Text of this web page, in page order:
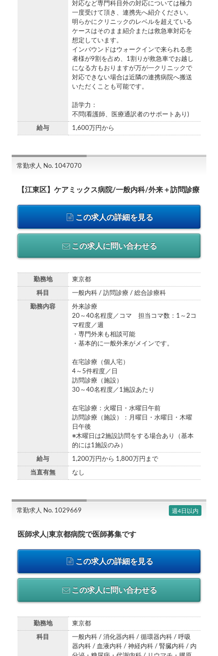
対応など専門科目外の対応については極力
一度受けて頂き、連携先へ紹介ください。
明らかにクリニックのレベルを超えている
ケースはそのまま紹介または救急車対応を
想定しています。
インバウンドはウォークインで来られる患
者様が9割を占め、1割りが救急車でお越し
になる方もおりますが万が一クリニックで
対応できない場合は近隣の連携病院へ搬送
いただくことも可能です。
語学力：
不問(看護師、医療通訳者のサポートあり)
給与 1,600万円から
常勤求人 No. 1047070
【江東区】ケアミックス病院/一般内科/外来＋訪問診療
この求人の詳細を見る
この求人に問い合わせる
勤務地 東京都
科目 一般内科 / 訪問診療 / 総合診療科
勤務内容
外来診療
20～40名程度／コマ 担当コマ数：1～2コ
マ程度／週
・専門外来も相談可能
・基本的に一般外来がメインです。
在宅診療（個人宅）
4～5件程度／日
訪問診療（施設）
30～40名程度／1施設あたり
在宅診療：火曜日・水曜日午前
訪問診療（施設）：月曜日・水曜日・木曜
日午後
※木曜日は2施設訪問をする場合あり（基本
的には1施設のみ）
給与 1,200万円から 1,800万円まで
当直有無 なし
常勤求人 No. 1029669 週4日以内
医師求人|東京都病院で医師募集です
この求人の詳細を見る
この求人に問い合わせる
勤務地 東京都
科目
一般内科 / 消化器内科 / 循環器内科 / 呼吸
器内科 / 血液内科 / 神経内科 / 腎臓内科 / 内